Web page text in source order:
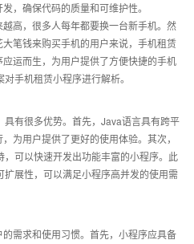
，确保代码的质量和可维护性。
高，很多人每年都要换一台新手机。然
笔钱来购买手机的用户来说，手机租赁
运而生，为用户提供了方便快捷的手机
手机租赁小程序进行解析。
有很多优势。首先，Java语言具有跨平
为用户提供了更好的使用体验。其次，
可以快速开发出功能丰富的小程序。此
展性，可以满足小程序高并发的使用需
需求和使用习惯。首先，小程序应具备